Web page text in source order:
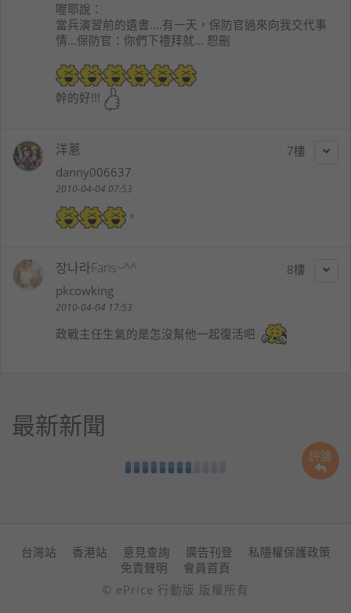
評論
喔耶說：
當兵演習前的遺書....有一天，保防官過來向我交代事
情...保防官：你們下禮拜就... 恕刪
幹的好!!!
7
洋蔥
danny006637
2010-04-04 07:53
。
8
장나라Fans~^^
pkcowking
2010-04-04 17:53
政戰主任生氣的是怎沒幫他一起復活吧
最新新聞
台灣站 香港站 意見查詢 廣告刊登
私隱權保護政策
免責聲明
會員首頁
© ePrice 行動版 版權所有